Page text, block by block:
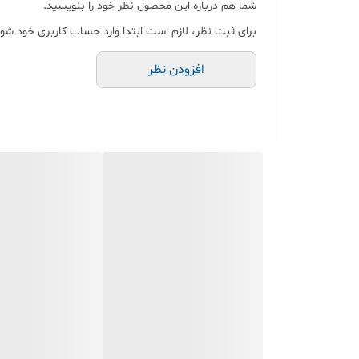
شما هم درباره این محصول نظر خود را بنویسید.
برای ثبت نظر، لازم است ابتدا وارد حساب کاربری خود
افزودن نظر